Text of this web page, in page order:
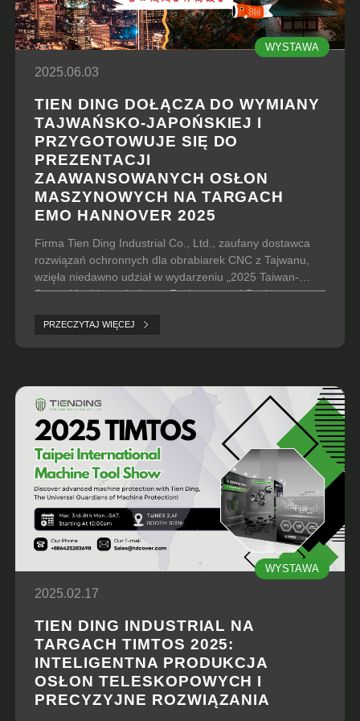
WYSTAWA
2025.06.03
TIEN DING DOŁĄCZA DO WYMIANY
TAJWAŃSKO-JAPOŃSKIEJ I
PRZYGOTOWUJE SIĘ DO
PREZENTACJI
ZAAWANSOWANYCH OSŁON
MASZYNOWYCH NA TARGACH
EMO HANNOVER 2025
Firma Tien Ding Industrial Co., Ltd., zaufany dostawca
rozwiązań ochronnych dla obrabiarek CNC z Tajwanu,
wzięła niedawno udział w wydarzeniu „2025 Taiwan-
Japan Machinery Industry Exchange and Business
czerwca.
PRZECZYTAJ WIĘCEJ
WYSTAWA
2025.02.17
TIEN DING INDUSTRIAL NA
TARGACH TIMTOS 2025:
INTELIGENTNA PRODUKCJA
OSŁON TELESKOPOWYCH I
PRECYZYJNE ROZWIĄZANIA